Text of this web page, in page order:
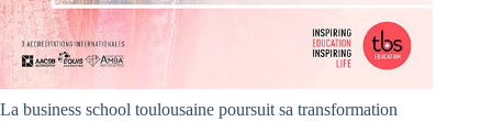
La business school toulousaine poursuit sa transformation